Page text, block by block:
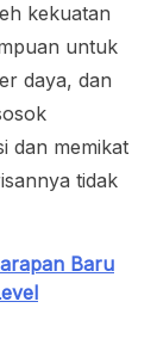
kekuatan
untuk
daya, dan
dan memikat
tidak
Baru